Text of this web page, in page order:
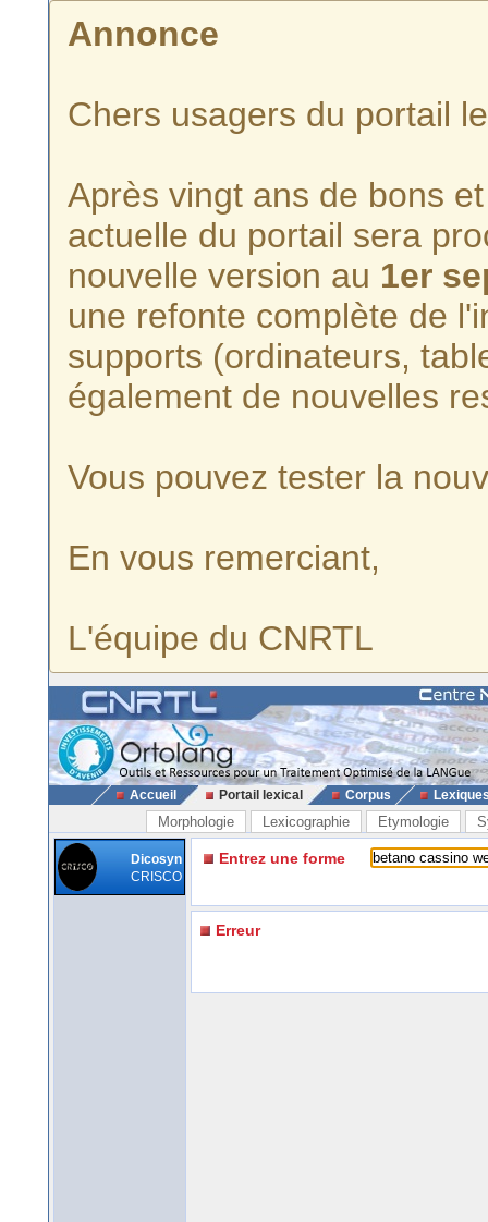
Annonce
Chers usagers du portail
Après vingt ans de bons
actuelle du portail sera
nouvelle version au 1er
une refonte complète de
supports (ordinateurs,
également de nouvelles
Vous pouvez tester la
En vous remerciant,
L'équipe du CNRTL
Accueil Portail lexical Corpus
Morphologie Lexicographie Etymologie
Dicosyn
CRISCO
Entrez une forme
Erreur